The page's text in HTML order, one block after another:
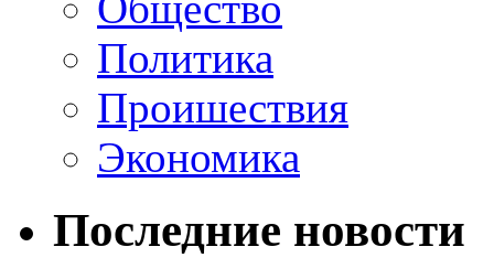
Политика
Проишествия
Экономика
Последние новости